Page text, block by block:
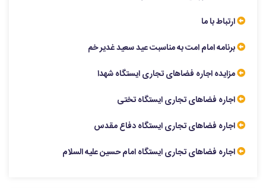
ارتباط با ما
برنامه امام امت به مناسبت عید سعید غدیر خم
مزایده اجاره فضاهای تجاری ایستگاه شهدا
اجاره فضاهای تجاری ایستگاه تختی
اجاره فضاهای تجاری ایستگاه دفاع مقدس
اجاره فضاهای تجاری ایستگاه امام حسین علیه السلام